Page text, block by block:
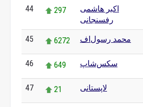
44 297
اکبر هاشمی
رفسنجانی
45 6272 محمد رسول‌اف
46 649 سکس‌شاپ
47 21 لاپستانی